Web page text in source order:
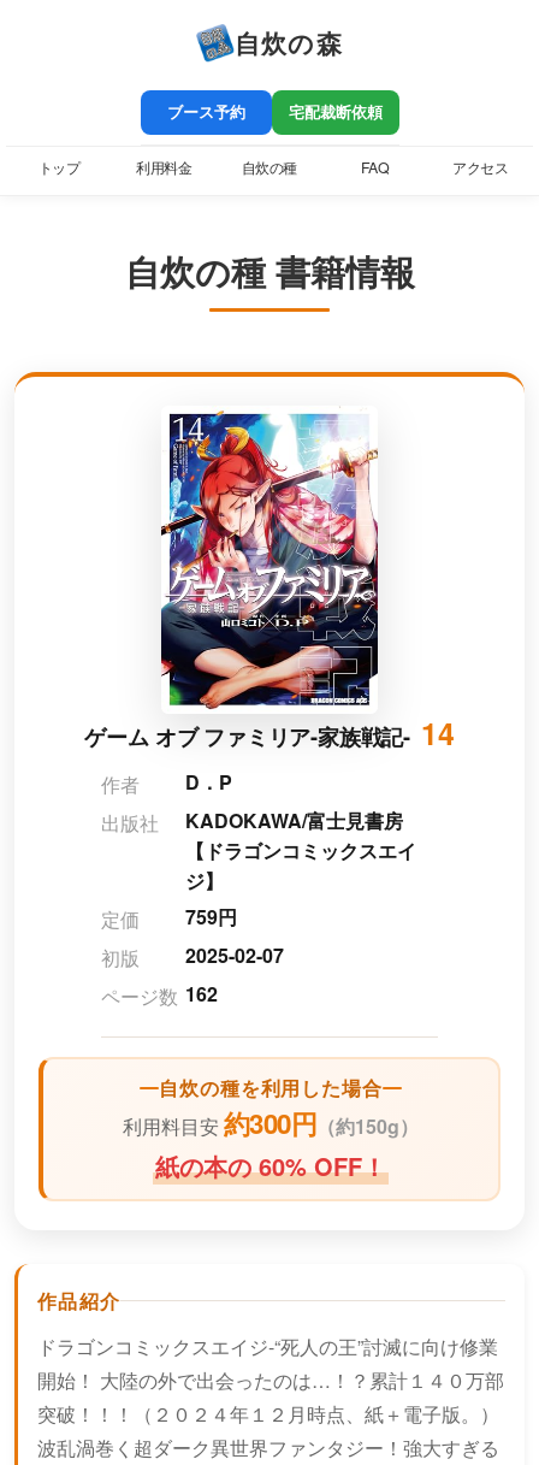
自炊の森
ブース予約 宅配裁断依頼
トップ 利用料金 自炊の種 FAQ アクセス
自炊の種 書籍情報
ゲーム オブ ファミリア-家族戦記- 14
作者
D．P
出版社
KADOKAWA/富士見書房
【ドラゴンコミックスエイ
ジ】
定価
759円
初版
2025-02-07
ページ数 162
自炊の種を利用した場合
利用料目安 約300円 （約150g）
紙の本の 60% OFF！
作品紹介
ドラゴンコミックスエイジ-“死人の王”討滅に向け修業
開始！ 大陸の外で出会ったのは…！？累計１４０万部
突破！！！（２０２４年１２月時点、紙＋電子版。）
波乱渦巻く超ダーク異世界ファンタジー！強大すぎる